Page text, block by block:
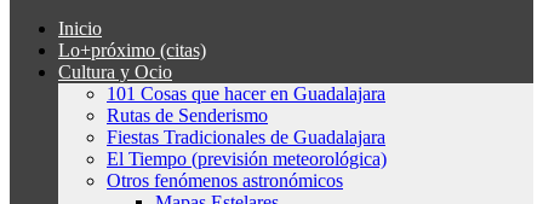
Inicio
Lo+próximo (citas)
Cultura y Ocio
101 Cosas que hacer en Guadalajara
Rutas de Senderismo
Fiestas Tradicionales de Guadalajara
El Tiempo (previsión meteorológica)
Otros fenómenos astronómicos